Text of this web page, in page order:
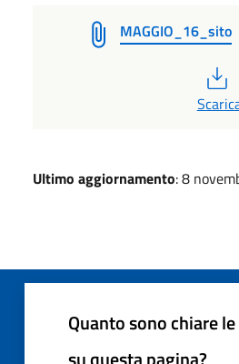
MAGGIO_16_sito
Ultimo aggiornamento: 8
Quanto sono chiare